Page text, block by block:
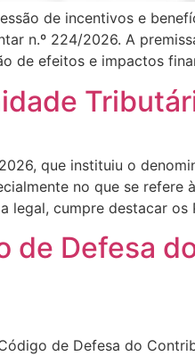
de incentivos e
n.º 224/2026. A
de efeitos e impactos
que instituiu o
no que se
legal, cumpre destacar
de Defesa
de Defesa do